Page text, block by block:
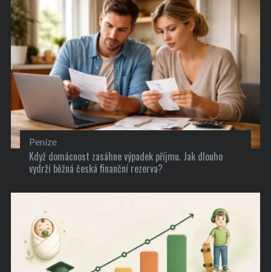
Peníze
Když domácnost zasáhne výpadek příjmu. Jak dlouho
vydrží běžná česká finanční rezerva?